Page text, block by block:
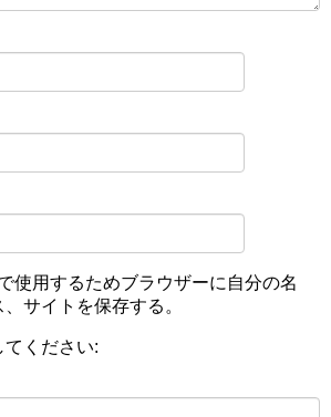
使用するためブラウザーに自分の名
サイトを保存する。
ください: